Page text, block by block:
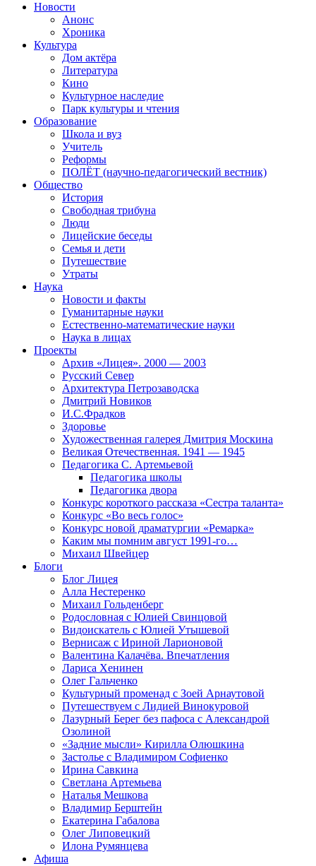
Новости
Анонс
Хроника
Культура
Дом актёра
Литература
Кино
Культурное наследие
Парк культуры и чтения
Образование
Школа и вуз
Учитель
Реформы
ПОЛЁТ (научно-педагогический вестник)
Общество
История
Свободная трибуна
Люди
Лицейские беседы
Семья и дети
Путешествие
Утраты
Наука
Новости и факты
Гуманитарные науки
Естественно-математические науки
Наука в лицах
Проекты
Архив «Лицея». 2000 — 2003
Русский Север
Архитектура Петрозаводска
Дмитрий Новиков
И.С.Фрадков
Здоровье
Художественная галерея Дмитрия Москина
Великая Отечественная. 1941 — 1945
Педагогика С. Артемьевой
Педагогика школы
Педагогика двора
Конкурс короткого рассказа «Сестра таланта»
Конкурс «Во весь голос»
Конкурс новой драматургии «Ремарка»
Каким мы помним август 1991-го…
Михаил Швейцер
Блоги
Блог Лицея
Алла Нестеренко
Михаил Гольденберг
Родословная с Юлией Свинцовой
Видоискатель с Юлией Утышевой
Вернисаж с Ириной Ларионовой
Валентина Калачёва. Впечатления
Лариса Хенинен
Олег Гальченко
Культурный променад с Зоей Арнаутовой
Путешествуем с Лидией Винокуровой
Лазурный Берег без пафоса с Александрой
Озолиной
«Задние мысли» Кирилла Олюшкина
Застолье с Владимиром Софиенко
Ирина Савкина
Светлана Артемьева
Наталья Мешкова
Владимир Берштейн
Екатерина Габалова
Олег Липовецкий
Илона Румянцева
Афиша